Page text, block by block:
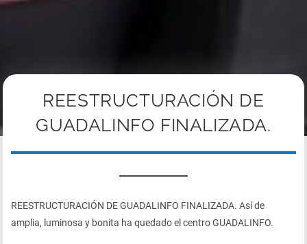
REESTRUCTURACIÓN DE
GUADALINFO FINALIZADA.
REESTRUCTURACIÓN DE GUADALINFO FINALIZADA. Así de
amplia, luminosa y bonita ha quedado el centro GUADALINFO.